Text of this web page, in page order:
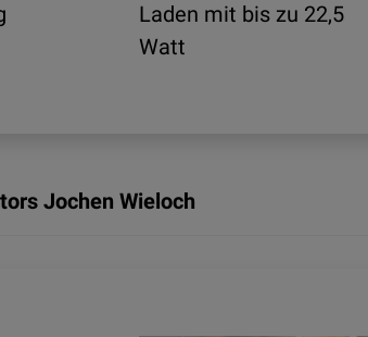
Laden mit bis zu 22,5
Watt
Jochen Wieloch